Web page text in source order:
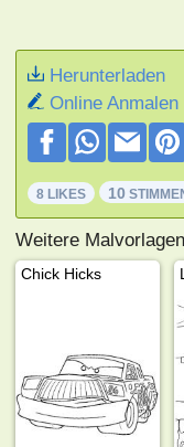
Herunterladen
Online Anmalen
8 LIKES 10
Weitere
Chick Hicks